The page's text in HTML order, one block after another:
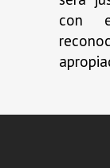
con